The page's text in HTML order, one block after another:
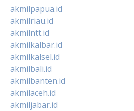
akmilpapua.id
akmilriau.id
akmilntt.id
akmilkalbar.id
akmilkalsel.id
akmilbali.id
akmilbanten.id
akmilaceh.id
akmiljabar.id